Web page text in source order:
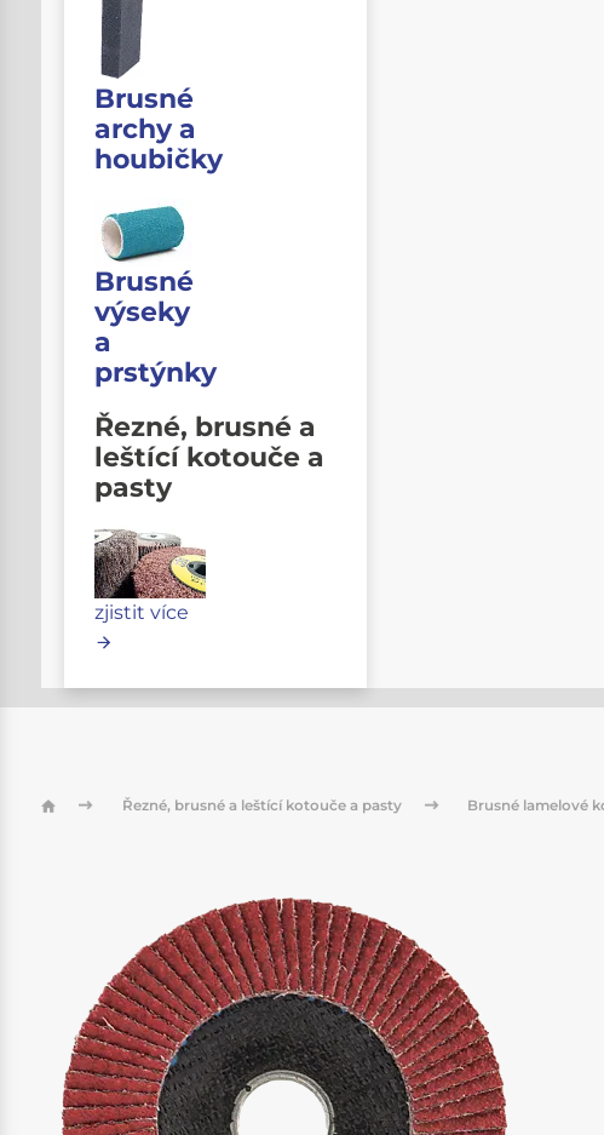
Brusné
archy a
houbičky
Brusné
výseky
a
prstýnky
Řezné, brusné a
leštící kotouče a
pasty
zjistit více
Řezné, brusné a leštící kotouče a pasty Brusné lamelové